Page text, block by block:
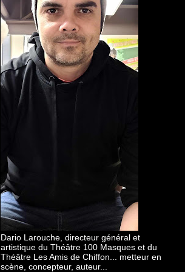
Dario Larouche, directeur général et
artistique du Théâtre 100 Masques et du
Théâtre Les Amis de Chiffon... metteur en
scène, concepteur, auteur...